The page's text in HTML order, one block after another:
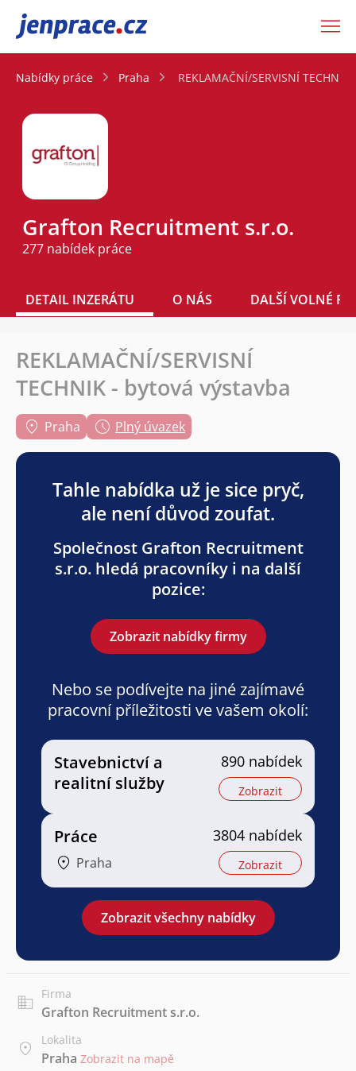
JenPráce.cz
Nabídky práce Praha REKLAMAČNÍ/SERVISNÍ
Grafton Recruitment s.r.o.
277 nabídek práce
DETAIL INZERÁTU O NÁS DALŠÍ VOLNÉ
REKLAMAČNÍ/SERVISNÍ
TECHNIK - bytová výstavba
Praha Plný úvazek
Tahle nabídka už je sice pryč,
ale není důvod zoufat.
Společnost Grafton Recruitment
s.r.o. hledá pracovníky i na další
pozice:
Zobrazit nabídky firmy
Nebo se podívejte na jiné zajímavé
pracovní příležitosti ve vašem okolí:
Stavebnictví a
realitní služby
890 nabídek
Zobrazit
Práce
Praha
3804 nabídek
Zobrazit
Zobrazit všechny nabídky
Firma
Grafton Recruitment s.r.o.
Lokalita
Praha Zobrazit na mapě